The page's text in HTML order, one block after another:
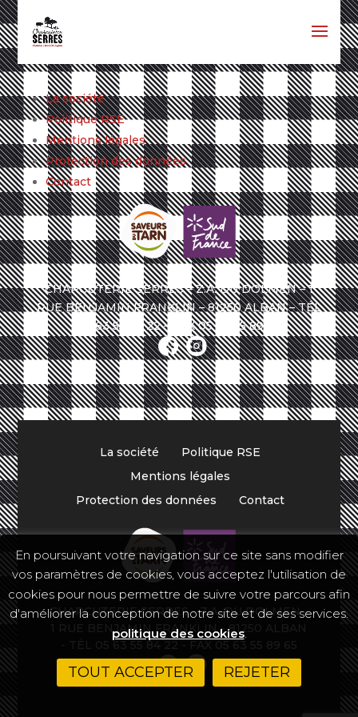
La société
Politique RSE
Mentions légales
Protection des données
Contact
CHARCUTERIE SERRES – Z.A. DU DOLMEN – 1
RUE BENJAMIN FRANKLIN – 81250 ALBAN – TÉL
05 63 55 84 22 – FAX 05 63 55 89 65
La société
Politique RSE
Mentions légales
Protection des données
Contact
CHARCUTERIE SERRES - Z.A. DU DOLMEN -
1 RUE BENJAMIN FRANKLIN - 81250 ALBAN
- TÉL 05 63 55 84 22 - FAX 05 63 55 89 65
En poursuivant votre navigation sur ce site sans modifier
vos paramètres de cookies, vous acceptez l'utilisation de
cookies pour nous permettre de suivre votre parcours afin
d'améliorer la conception de notre site et de ses services.
politique des cookies.
TOUT ACCEPTER REJETER